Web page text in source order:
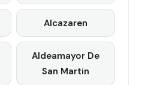
Alcazaren
Aldeamayor De
San Martin